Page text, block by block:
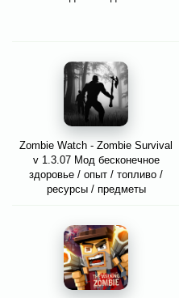
Zombie Watch - Zombie Survival
v 1.3.07 Мод бесконечное
здоровье / опыт / топливо /
ресурсы / предметы